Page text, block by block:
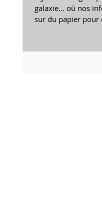
galaxie... où nos
sur du papier pour